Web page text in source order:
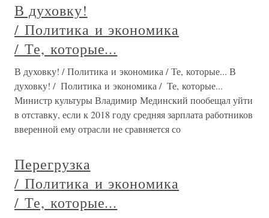
В духовку!
/ Политика и экономика
/ Те, которые...
В духовку! / Политика и экономика / Те, которые... В
духовку! / Политика и экономика / Те, которые...
Министр культуры Владимир Мединский пообещал уйти
в отставку, если к 2018 году средняя зарплата работников
вверенной ему отрасли не сравняется со
Перегрузка
/ Политика и экономика
/ Те, которые...